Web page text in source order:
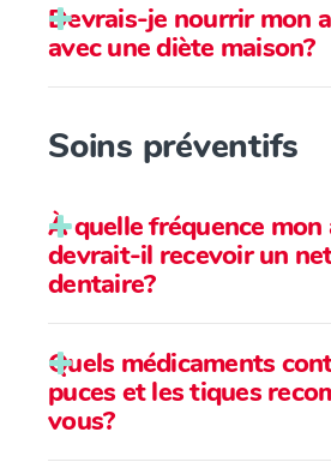
Devrais-je nourrir mon
avec une diète maison?
Soins préventifs
À quelle fréquence mon
devrait-il recevoir un
dentaire?
Quels médicaments
puces et les tiques
vous?